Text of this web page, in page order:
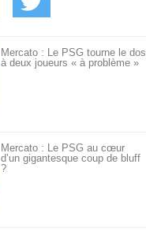
Mercato : Le PSG tourne le dos
à deux joueurs « à problème »
Mercato : Le PSG au cœur
d’un gigantesque coup de bluff
?